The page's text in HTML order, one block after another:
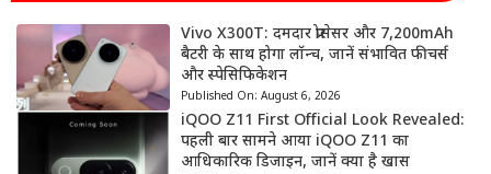
Vivo X300T: दमदार प्रोसेसर और 7,200mAh
बैटरी के साथ होगा लॉन्च, जानें संभावित फीचर्स
और स्पेसिफिकेशन
Published On: August 6, 2026
iQOO Z11 First Official Look Revealed:
पहली बार सामने आया iQOO Z11 का
आधिकारिक डिजाइन, जानें क्या है खास